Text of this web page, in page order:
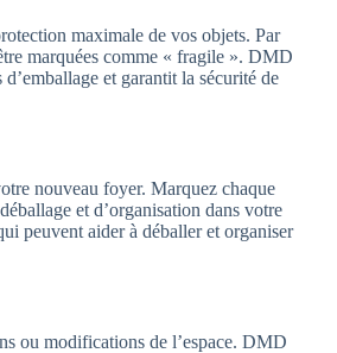
maximale de vos objets. Par
marquées comme « fragile ». DMD
et garantit la sécurité de
nouveau foyer. Marquez chaque
et d’organisation dans votre
peuvent aider à déballer et organiser
ou modifications de l’espace. DMD